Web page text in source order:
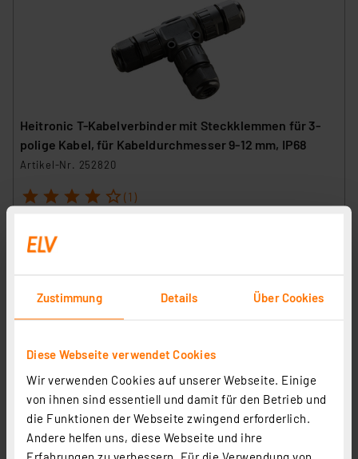
Zustimmung Details Über Cookies
Diese Webseite verwendet Cookies
Wir verwenden Cookies auf unserer Webseite. Einige
von ihnen sind essentiell und damit für den Betrieb und
die Funktionen der Webseite zwingend erforderlich.
Andere helfen uns, diese Webseite und ihre
Erfahrungen zu verbessern. Für die Verwendung von
Heitronic T-Kabelverbinder mit Steckklemmen für 3-
polige Kabel, für Kabeldurchmesser 9-12 mm, IP68
Artikel-Nr. 252820
1 2 3 4 5 (1)
Spelsberg Verbindungsdose Abox Pro 040-L, schwarz
Artikel-Nr. 254308